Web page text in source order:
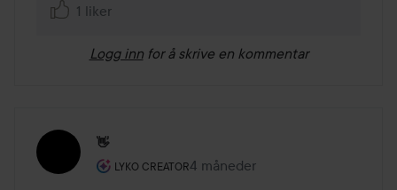
1 liker
Logg inn for å skrive en kommentar
👋
LYKO CREATOR
Brukerens rolle: Lyko Creator.
4 måneder
Innlegget ble opprettet 4